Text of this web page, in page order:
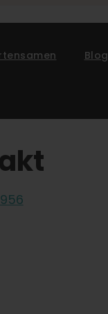
Blog